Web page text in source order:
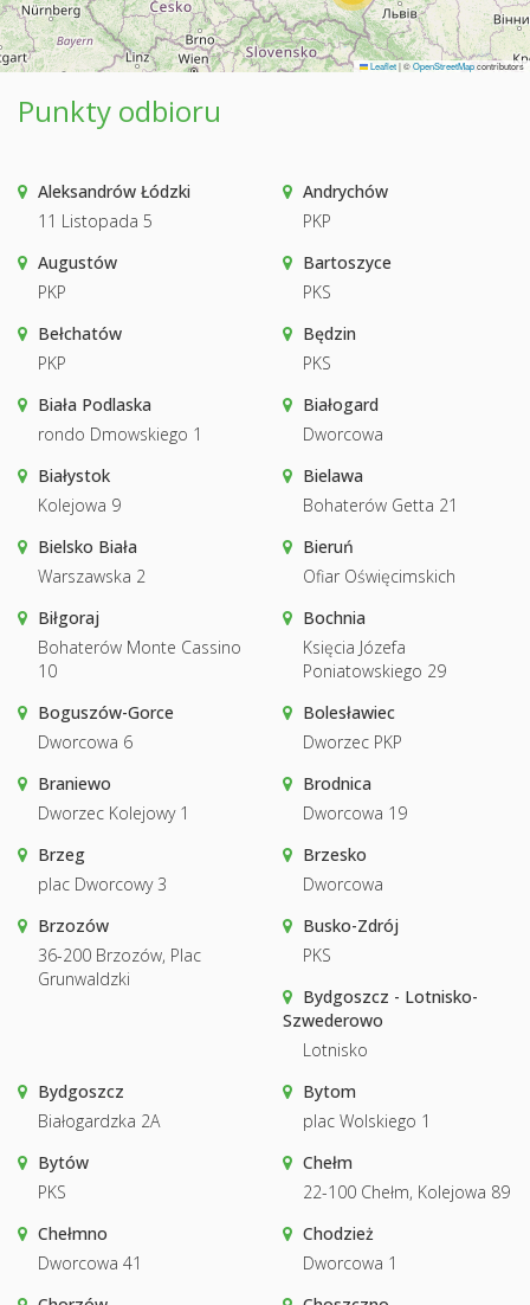
Leaflet|©OpenStreetMapcontributors
Punkty odbioru
Aleksandrów Łódzki
11 Listopada 5
Andrychów
PKP
Augustów
PKP
Bartoszyce
PKS
Bełchatów
PKP
Będzin
PKS
Biała Podlaska
rondo Dmowskiego 1
Białogard
Dworcowa
Białystok
Kolejowa 9
Bielawa
Bohaterów Getta 21
Bielsko Biała
Warszawska 2
Bieruń
Ofiar Oświęcimskich
Biłgoraj
Bohaterów Monte Cassino
10
Bochnia
Księcia Józefa
Poniatowskiego 29
Boguszów-Gorce
Dworcowa 6
Bolesławiec
Dworzec PKP
Braniewo
Dworzec Kolejowy 1
Brodnica
Dworcowa 19
Brzeg
plac Dworcowy 3
Brzesko
Dworcowa
Brzozów
36-200 Brzozów, Plac
Grunwaldzki
Busko-Zdrój
PKS
Bydgoszcz - Lotnisko-
Szwederowo
Lotnisko
Bydgoszcz
Białogardzka 2A
Bytom
plac Wolskiego 1
Bytów
PKS
Chełm
22-100 Chełm, Kolejowa 89
Chełmno
Dworcowa 41
Chodzież
Dworcowa 1